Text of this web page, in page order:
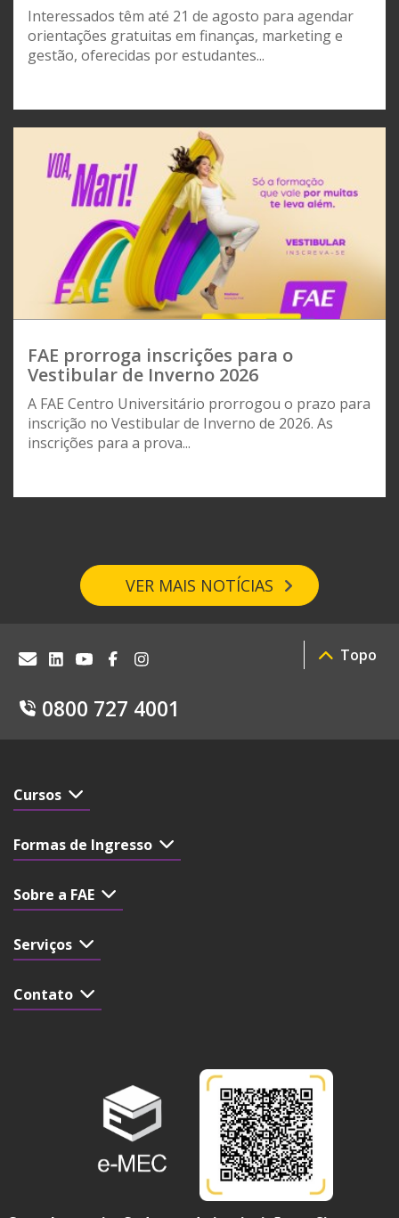
Interessados têm até 21 de agosto para agendar
orientações gratuitas em finanças, marketing e
gestão, oferecidas por estudantes...
FAE prorroga inscrições para o
Vestibular de Inverno 2026
A FAE Centro Universitário prorrogou o prazo para
inscrição no Vestibular de Inverno de 2026. As
inscrições para a prova...
VER MAIS NOTÍCIAS
0800 727 4001
Topo
Cursos
Formas de Ingresso
Sobre a FAE
Serviços
Contato